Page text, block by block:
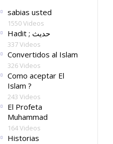
sabias usted
1550 Videos
Hadit ; حديث
337 Videos
Convertidos al Islam
326 Videos
Como aceptar El
Islam ?
243 Videos
El Profeta
Muhammad
164 Videos
Historias